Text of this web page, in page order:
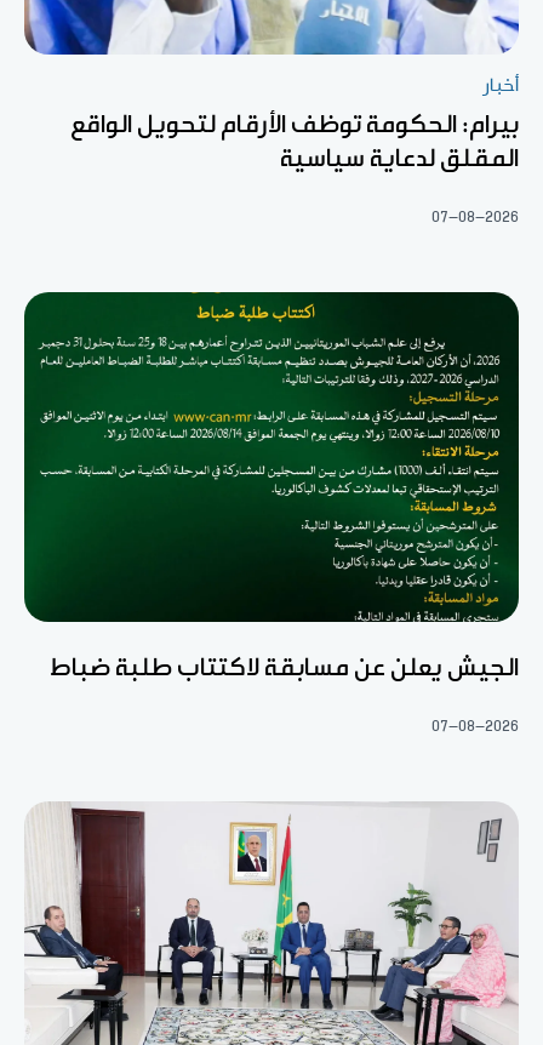
أخبار
بيرام: الحكومة توظف الأرقام لتحويل الواقع
المقلق لدعاية سياسية
07-08-2026
الجيش يعلن عن مسابقة لاكتتاب طلبة ضباط
07-08-2026